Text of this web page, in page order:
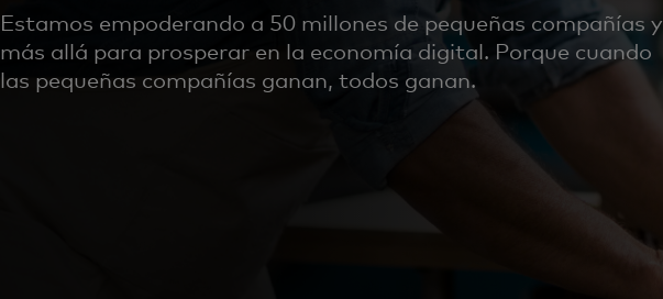
Estamos empoderando a 50 millones de pequeñas compañías y
más allá para prosperar en la economía digital. Porque cuando
las pequeñas compañías ganan, todos ganan.